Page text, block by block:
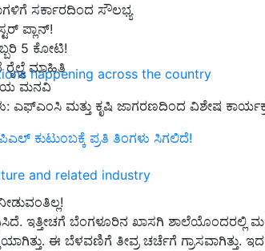
happening across the country
and related industry
ಸರ್ಕಾರದಿಂದ ಸೌಲಭ್ಯ
ಪ್ಲಾನ್!
5 ಕೋಟಿ!
ಮಾಹಿತಿ
ಮನವಿ
ಮತ್ತು ಕೃಷಿ ಜಾಗರಣದಿಂದ ವಿಶೇಷ
ಕುಟುಂಬಕ್ಕೆ ಪ್ರತಿ ತಿಂಗಳು ಸಿಗಲಿದೆ!
ಇತ್ತೀಚಗೆ ಬೆಂಗಳೂರಿನ ಖಾಸಗಿ ಶಾಲೆಯೊಂದರಲ್ಲಿ
ಈ ಬೆಳವಣಿಗೆ ತೀವ್ರ ಚರ್ಚೆಗೆ ಗ್ರಾಸವಾಗಿತ್ತು. ಇದರ